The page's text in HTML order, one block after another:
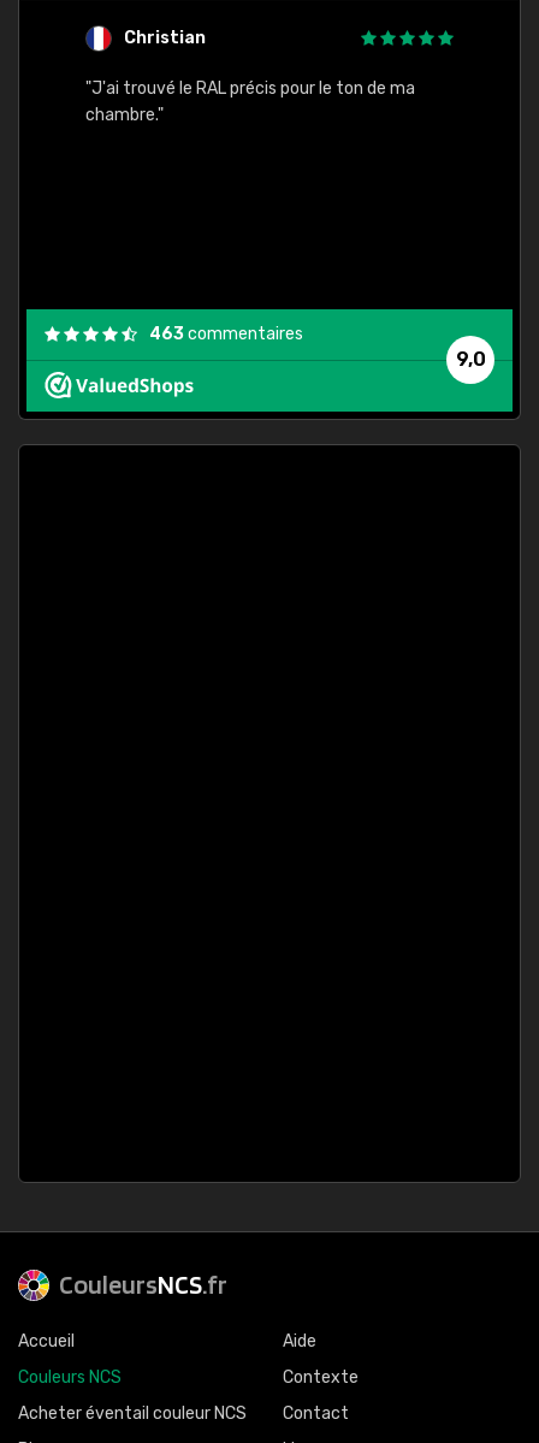
Christian
"J'ai trouvé le RAL précis pour le ton de ma
chambre."
9,0
463commentaires
CouleursNCS.fr
Accueil
Couleurs NCS
Acheter éventail couleur NCS
Aide
Contexte
Contact